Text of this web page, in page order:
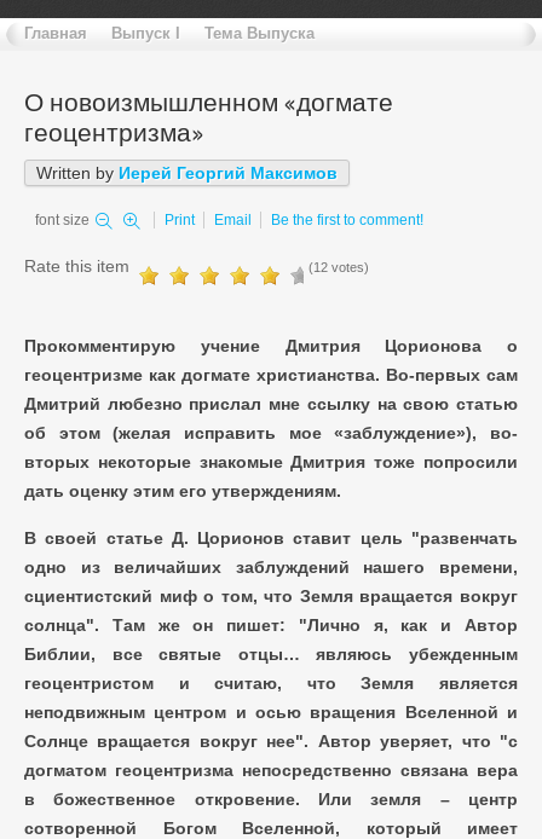
Главная Выпуск I Тема Выпуска
О новоизмышленном «догмате
геоцентризма»
Written by Иерей Георгий Максимов
font size Print Email Be the first to comment!
Rate this item (12 votes)
Прокомментирую учение Дмитрия Цорионова о
геоцентризме как догмате христианства. Во-первых сам
Дмитрий любезно прислал мне ссылку на свою статью
об этом (желая исправить мое «заблуждение»), во-
вторых некоторые знакомые Дмитрия тоже попросили
дать оценку этим его утверждениям.
В своей статье Д. Цорионов ставит цель "развенчать
одно из величайших заблуждений нашего времени,
сциентистский миф о том, что Земля вращается вокруг
солнца". Там же он пишет: "Лично я, как и Автор
Библии, все святые отцы… являюсь убежденным
геоцентристом и считаю, что Земля является
неподвижным центром и осью вращения Вселенной и
Солнце вращается вокруг нее". Автор уверяет, что "с
догматом геоцентризма непосредственно связана вера
в божественное откровение. Или земля – центр
сотворенной Богом Вселенной, который имеет